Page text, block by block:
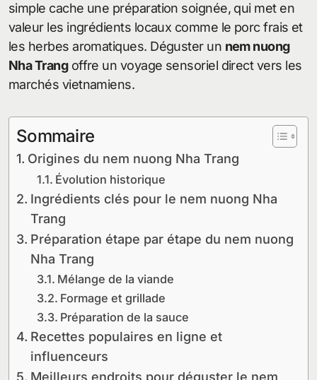
simple cache une préparation soignée, qui met en
valeur les ingrédients locaux comme le porc frais et
les herbes aromatiques. Déguster un nem nuong
Nha Trangoffre un voyage sensoriel direct vers les
marchés vietnamiens.
Sommaire
Origines du nem nuong Nha Trang
Évolution historique
Ingrédients clés pour le nem nuong Nha
Trang
Préparation étape par étape du nem nuong
Nha Trang
Mélange de la viande
Formage et grillade
Préparation de la sauce
Recettes populaires en ligne et
influenceurs
Meilleurs endroits pour déguster le nem